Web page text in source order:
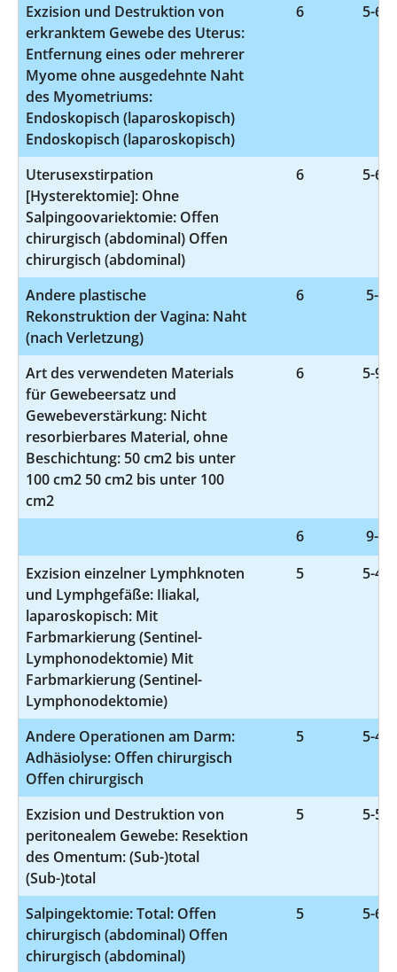
Exzision und Destruktion von
erkranktem Gewebe des Uterus:
Entfernung eines oder mehrerer
Myome ohne ausgedehnte Naht
des Myometriums:
Endoskopisch (laparoskopisch)
Endoskopisch (laparoskopisch)
6 5-
Uterusexstirpation
[Hysterektomie]: Ohne
Salpingoovariektomie: Offen
chirurgisch (abdominal) Offen
chirurgisch (abdominal)
6 5-
Andere plastische
Rekonstruktion der Vagina: Naht
(nach Verletzung)
6 5-
Art des verwendeten Materials
für Gewebeersatz und
Gewebeverstärkung: Nicht
resorbierbares Material, ohne
Beschichtung: 50 cm2 bis unter
100 cm2 50 cm2 bis unter 100
cm2
6 5-
6
9-
Exzision einzelner Lymphknoten
und Lymphgefäße: Iliakal,
laparoskopisch: Mit
Farbmarkierung (Sentinel-
Lymphonodektomie) Mit
Farbmarkierung (Sentinel-
Lymphonodektomie)
5 5-
Andere Operationen am Darm:
Adhäsiolyse: Offen chirurgisch
Offen chirurgisch
5 5-
Exzision und Destruktion von
peritonealem Gewebe: Resektion
des Omentum: (Sub-)total
(Sub-)total
5 5-
Salpingektomie: Total: Offen
chirurgisch (abdominal) Offen
chirurgisch (abdominal)
5 5-